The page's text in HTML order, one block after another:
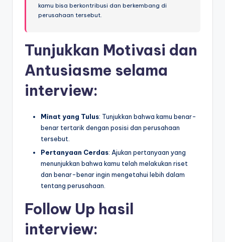
kamu bisa berkontribusi dan berkembang di
perusahaan tersebut.
Tunjukkan Motivasi dan
Antusiasme selama
interview:
Minat yang Tulus: Tunjukkan bahwa kamu benar-
benar tertarik dengan posisi dan perusahaan
tersebut.
Pertanyaan Cerdas: Ajukan pertanyaan yang
menunjukkan bahwa kamu telah melakukan riset
dan benar-benar ingin mengetahui lebih dalam
tentang perusahaan.
Follow Up hasil
interview: